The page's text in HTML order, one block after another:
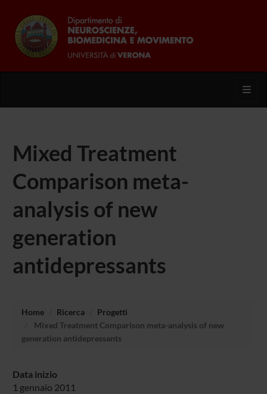
Mixed Treatment
Comparison meta-
analysis of new
generation
antidepressants
Home Ricerca
Progetti
Mixed Treatment Comparison meta-analysis of new
generation antidepressants
Data inizio
1 gennaio 2011